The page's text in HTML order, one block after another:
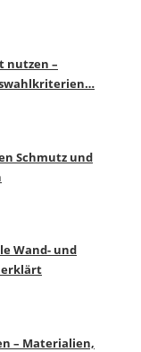
nutzen –
Schmutz und
Wand- und
erklärt
– Materialien,